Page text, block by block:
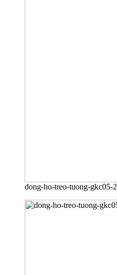
dong-ho-treo-tuong-gkc05-2